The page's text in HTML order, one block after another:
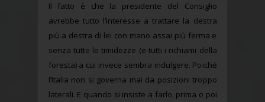
Il fatto è che la presidente del Consiglio
avrebbe tutto l’interesse a trattare la destra
più a destra di lei con mano assai più ferma e
senza tutte le timidezze (e tutti i richiami della
foresta) a cui invece sembra indulgere. Poiché
l’Italia non si governa mai da posizioni troppo
laterali. E quando si insiste a farlo, prima o poi